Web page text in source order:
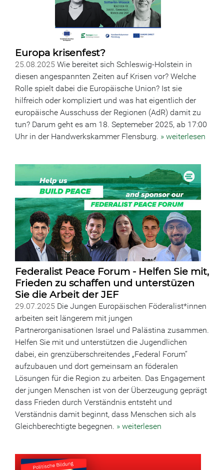
Europa krisenfest?
25.08.2025 Wie bereitet sich Schleswig-Holstein in
diesen angespannten Zeiten auf Krisen vor? Welche
Rolle spielt dabei die Europäische Union? Ist sie
hilfreich oder kompliziert und was hat eigentlich der
europäische Ausschuss der Regionen (AdR) damit zu
tun? Darum geht es am 18. Septemeber 2025, ab 17:00
Uhr in der Handwerkskammer Flensburg. » weiterlesen
Federalist Peace Forum - Helfen Sie mit,
Frieden zu schaffen und unterstüzen
Sie die Arbeit der JEF
29.07.2025 Die Jungen Europäischen Föderalist*innen
arbeiten seit längerem mit jungen
Partnerorganisationen Israel und Palästina zusammen.
Helfen Sie mit und unterstützen die Jugendlichen
dabei, ein grenzüberschreitendes „Federal Forum“
aufzubauen und dort gemeinsam an föderalen
Lösungen für die Region zu arbeiten. Das Engagement
der jungen Menschen ist von der Überzeugung geprägt
dass Frieden durch Verständnis entsteht und
Verständnis damit beginnt, dass Menschen sich als
Gleichberechtigte begegnen. » weiterlesen